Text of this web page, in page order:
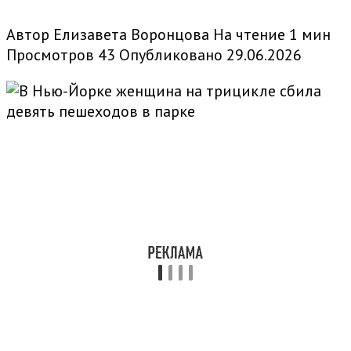
Автор Елизавета Воронцова На чтение 1 мин
Просмотров 43 Опубликовано 29.06.2026